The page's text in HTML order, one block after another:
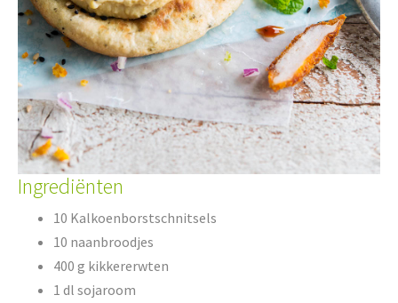
Ingrediënten
10 Kalkoenborstschnitsels
10 naanbroodjes
400 g kikkererwten
1 dl sojaroom